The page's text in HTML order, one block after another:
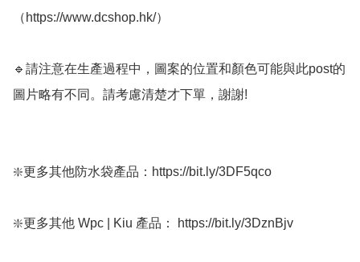
（https://www.dcshop.hk/）
🔹請注意在生產過程中，圖案的位置和顏色可能與此post的
圖片略有不同。請考慮清楚才下單，謝謝!
❇️更多其他防水袋產品：https://bit.ly/3DF5qco
❇️更多其他 Wpc | Kiu 產品： https://bit.ly/3DznBjv